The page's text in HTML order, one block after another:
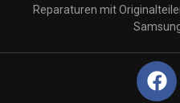
Reparaturen mit